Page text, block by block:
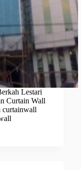
Lestari
Curtain Wall
curtainwall